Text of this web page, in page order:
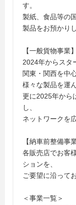
す。
製紙、食品等の
製品をお預かり
【一般貨物事業】
2024年からスタ
関東・関西を中
様々な製品を運
更に2025年から
し、
ネットワークを
【納車前整備事業
各販売店でお客
ションを、
ご要望に沿って
＜事業一覧＞